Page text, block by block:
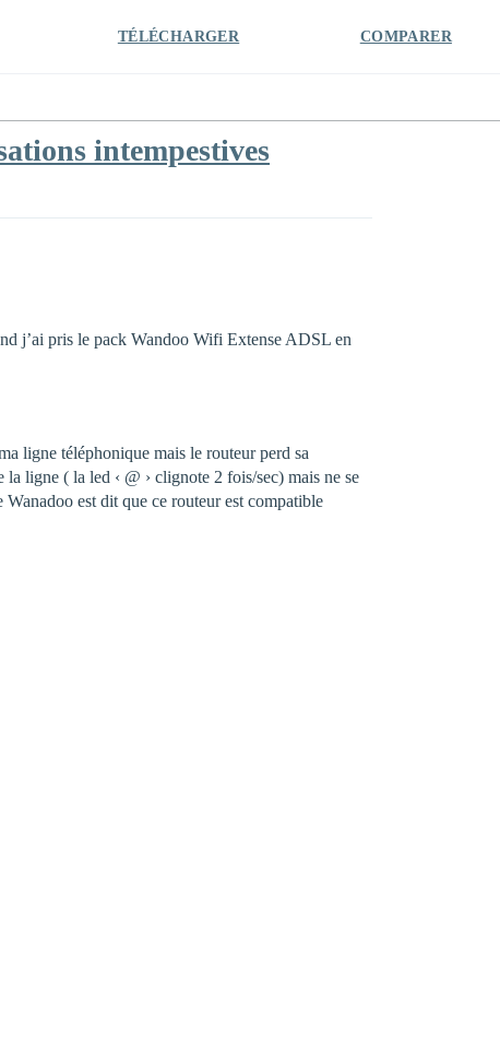
TÉLÉCHARGER COMPARER
intempestives
j’ai pris le pack Wandoo Wifi Extense ADSL en
ligne téléphonique mais le routeur perd sa
ligne ( la led ‹ @ › clignote 2 fois/sec) mais ne se
est dit que ce routeur est compatible